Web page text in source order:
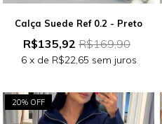
Calça Suede Ref 0.2 - Preto
R$135,92 R$169,90
6 x de R$22,65 sem juros
20% OFF